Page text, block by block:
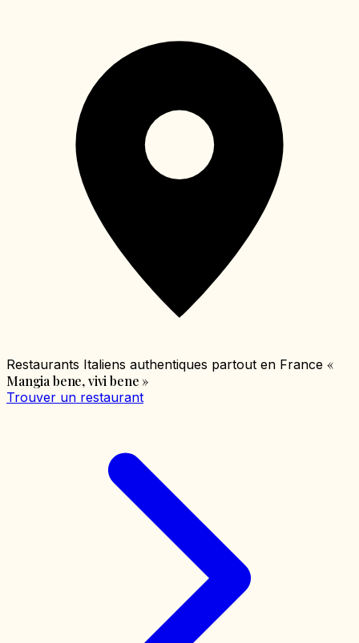
Restaurants Italiens authentiques partout en France «
Mangia bene, vivi bene »
Trouver un restaurant